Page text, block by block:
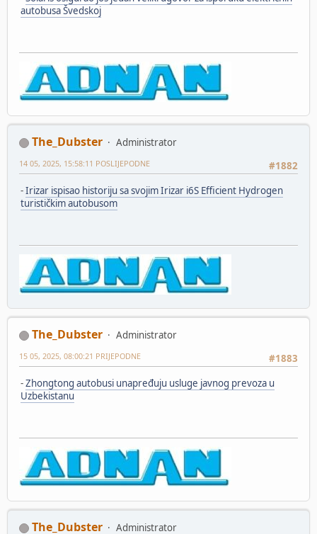
autobusa Švedskoj
The_Dubster
Administrator
#1882
14 05, 2025, 15:58:11 POSLIJEPODNE
-Irizar ispisao historiju sa svojim Irizar i6S Efficient Hydrogen
turističkim autobusom
The_Dubster
Administrator
#1883
15 05, 2025, 08:00:21 PRIJEPODNE
-Zhongtong autobusi unapređuju usluge javnog prevoza u
Uzbekistanu
The_Dubster
Administrator